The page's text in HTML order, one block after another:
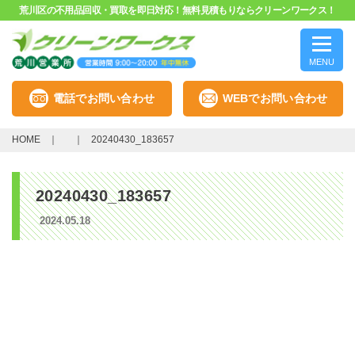
荒川区の不用品回収・買取を即日対応！無料見積もりならクリーンワークス！
MENU
電話でお問い合わせ WEBでお問い合わせ
HOME 20240430_183657
20240430_183657
2024.05.18